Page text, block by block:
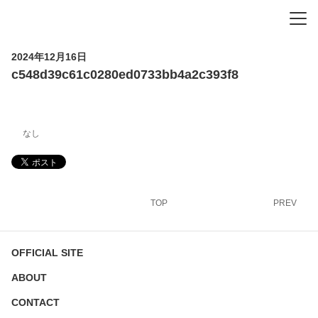
2024年12月16日
c548d39c61c0280ed0733bb4a2c393f8
なし
TOP PREV
OFFICIAL SITE
ABOUT
CONTACT